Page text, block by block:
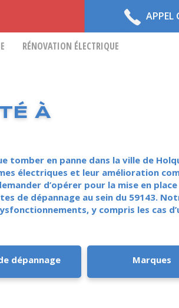
APPEL
RÉNOVATION ÉLECTRIQUE
À
en panne dans la ville de
électriques et leur amélioration
d’opérer pour la mise en
de dépannage au sein du 59143.
y compris les cas
dépannage Marques